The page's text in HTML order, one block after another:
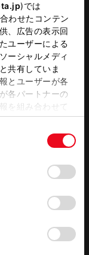
)では
わせたコンテン
、広告の表示回
ユーザーによる
ーシャルメディ
共有していま
とユーザーが各
各パートナーの
を組み合わせて
使用を続行する
されることに同
オプトアウト、
ては、当社の
て
」をご覧くだ
のウェブサイトはこちら